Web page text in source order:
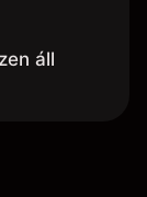
áll